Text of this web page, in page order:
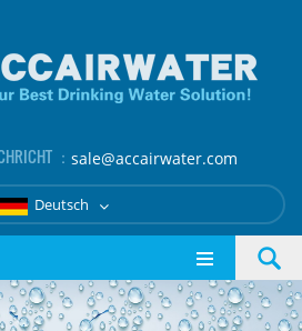
： sale@accairwater.com
Deutsch